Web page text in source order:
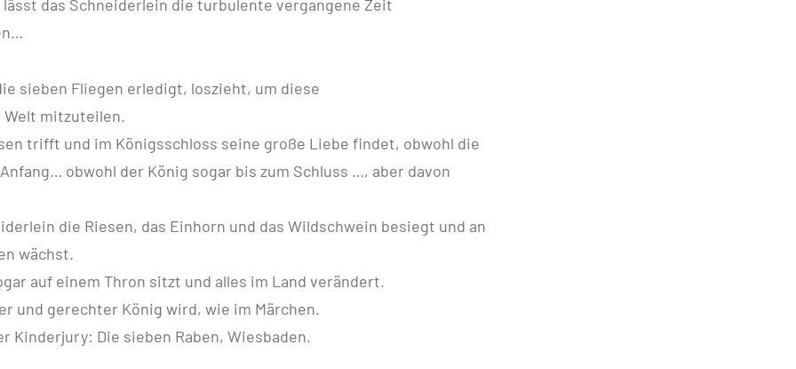
das Schneiderlein die turbulente vergangene Zeit
sieben Fliegen erledigt, loszieht, um diese
mitzuteilen.
trifft und im Königsschloss seine große Liebe findet, obwohl die
obwohl der König sogar bis zum Schluss …, aber davon
die Riesen, das Einhorn und das Wildschwein besiegt und an
wächst.
auf einem Thron sitzt und alles im Land verändert.
und gerechter König wird, wie im Märchen.
Kinderjury: Die sieben Raben, Wiesbaden.